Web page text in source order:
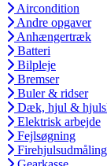
Aircondition
Andre opgaver
Anhængertræk
Batteri
Bilpleje
Bremser
Buler & ridser
Dæk, hjul &
Elektrisk arbejde
Fejlsøgning